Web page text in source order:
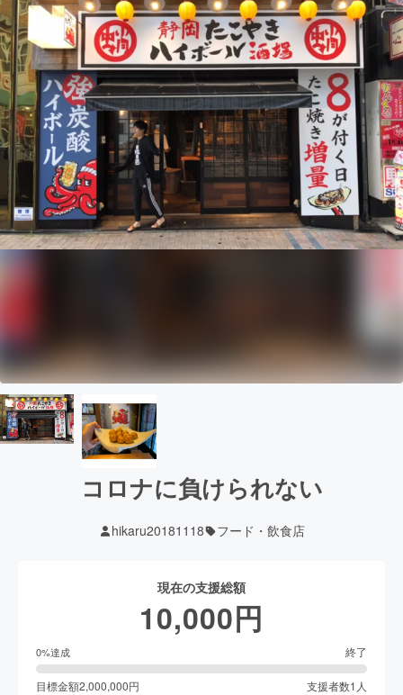
コロナに負けられない
hikaru20181118 フード・飲食店
現在の支援総額
10,000円
0%達成 終了
目標金額2,000,000円 支援者数1 人